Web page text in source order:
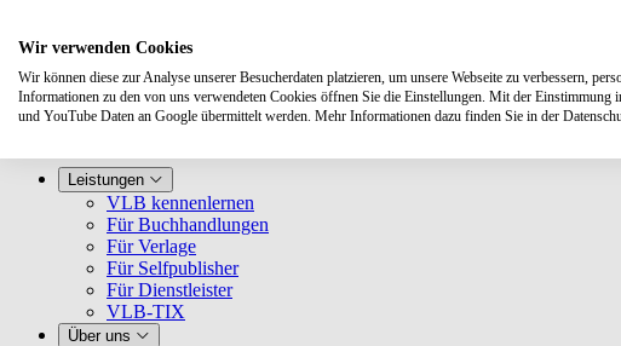
Leistungen
VLB kennenlernen
Für Buchhandlungen
Für Verlage
Für Selfpublisher
Für Dienstleister
VLB-TIX
Über uns
Wir verwenden Cookies
Wir können diese zur Analyse unserer Besucherdaten platzieren, um unsere Webseite zu verbessern,
Informationen zu den von uns verwendeten Cookies öffnen Sie die Einstellungen. Mit der
und YouTube Daten an Google übermittelt werden. Mehr Informationen dazu finden Sie in der